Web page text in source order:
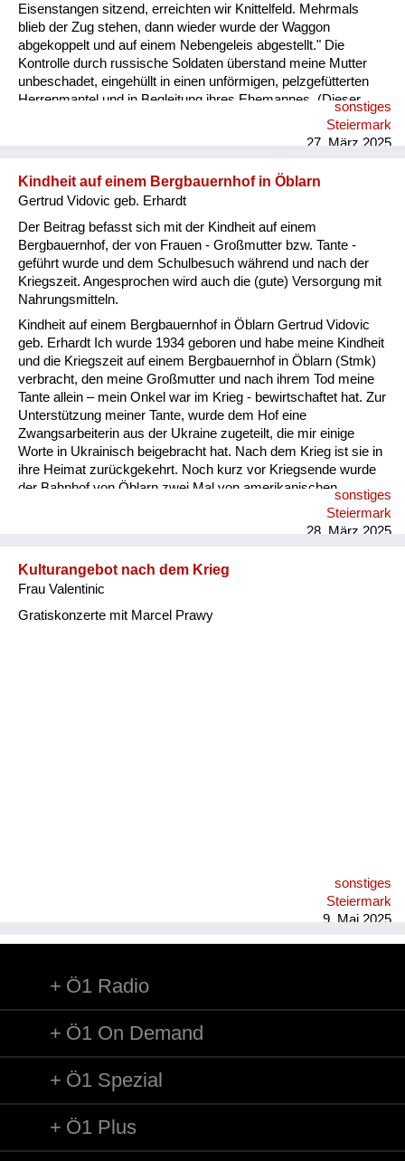
Eisenstangen sitzend, erreichten wir Knittelfeld. Mehrmals
blieb der Zug stehen, dann wieder wurde der Waggon
abgekoppelt und auf einem Nebengeleis abgestellt." Die
Kontrolle durch russische Soldaten überstand meine Mutter
unbeschadet, eingehüllt in einen unförmigen, pelzgefütterten
Herrenmantel und in Begleitung ihres Ehemannes. (Dieser
Mantel -"Stadtpelz" genannt- diente nicht nur meiner Mutter zur
Bequemlichkeit, sondern sie transportierte das gute Stück von
wurde.) U...
sonstiges
Steiermark
27. März 2025
Kindheit auf einem Bergbauernhof in Öblarn
Gertrud Vidovic geb. Erhardt
Der Beitrag befasst sich mit der Kindheit auf einem
Bergbauernhof, der von Frauen - Großmutter bzw. Tante -
geführt wurde und dem Schulbesuch während und nach der
Kriegszeit. Angesprochen wird auch die (gute) Versorgung mit
Nahrungsmitteln.
Kindheit auf einem Bergbauernhof in Öblarn Gertrud Vidovic
geb. Erhardt Ich wurde 1934 geboren und habe meine Kindheit
und die Kriegszeit auf einem Bergbauernhof in Öblarn (Stmk)
verbracht, den meine Großmutter und nach ihrem Tod meine
Tante allein – mein Onkel war im Krieg - bewirtschaftet hat. Zur
Unterstützung meiner Tante, wurde dem Hof eine
Zwangsarbeiterin aus der Ukraine zugeteilt, die mir einige
Worte in Ukrainisch beigebracht hat. Nach dem Krieg ist sie in
ihre Heimat zurückgekehrt. Noch kurz vor Kriegsende wurde
der Bahnhof von Öblarn zwei Mal von amerikanischen
Fliegern angegriffen; Erzählungen zufolge wurde Hitler in
Schloss Gstatt vermutet. Mein Schulweg war im Krieg
entweder durch das Friedhofstor über die Wiesen Richtung
Wald laufen oder falls es Tieffliegerangriffe gab, diese im
Luftschutzkeller des Amtshauses abwarten und anschließend
so rasch wie möglich den Heimweg auf den Berg antreten.
sonstiges
Steiermark
28. März 2025
Kulturangebot nach dem Krieg
Frau Valentinic
Gratiskonzerte mit Marcel Prawy
sonstiges
Steiermark
9. Mai 2025
Ö1 Radio
Ö1 On Demand
Ö1 Spezial
Ö1 Plus